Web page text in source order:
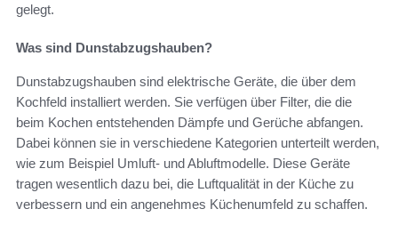
gelegt.
Was sind Dunstabzugshauben?
Dunstabzugshauben sind elektrische Geräte, die über dem
Kochfeld installiert werden. Sie verfügen über Filter, die die
beim Kochen entstehenden Dämpfe und Gerüche abfangen.
Dabei können sie in verschiedene Kategorien unterteilt werden,
wie zum Beispiel Umluft- und Abluftmodelle. Diese Geräte
tragen wesentlich dazu bei, die Luftqualität in der Küche zu
verbessern und ein angenehmes Küchenumfeld zu schaffen.